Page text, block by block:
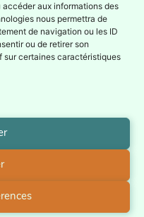
aux informations des
nous permettra de
de navigation ou les ID
ou de retirer son
certaines caractéristiques
comme association
d’éducation
permanente par la
Fédération Wallonie-
208 - 1040 Bruxelles